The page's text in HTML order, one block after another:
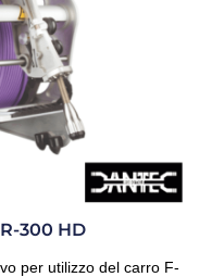
300 HD
per utilizzo del carro F-